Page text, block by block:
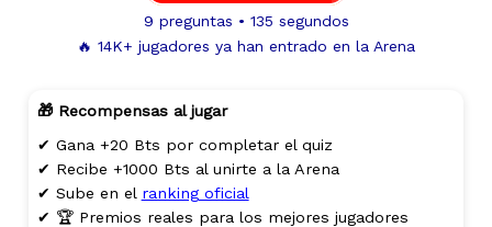
9 preguntas • 135 segundos
🔥 14K+ jugadores ya han entrado en la Arena
🎁 Recompensas al jugar
✔ Gana +20 Bts por completar el quiz
✔ Recibe +1000 Bts al unirte a la Arena
✔ Sube en el ranking oficial
✔ 🏆 Premios reales para los mejores jugadores